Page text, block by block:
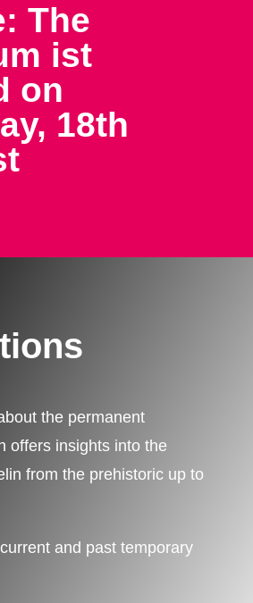
The
ist
on
18th
the permanent
offers insights into the
from the prehistoric up to
and past temporary